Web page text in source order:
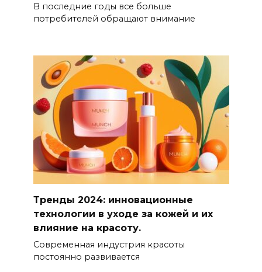
В последние годы все больше
потребителей обращают внимание
Тренды 2024: инновационные
технологии в уходе за кожей и их
влияние на красоту.
Современная индустрия красоты
постоянно развивается